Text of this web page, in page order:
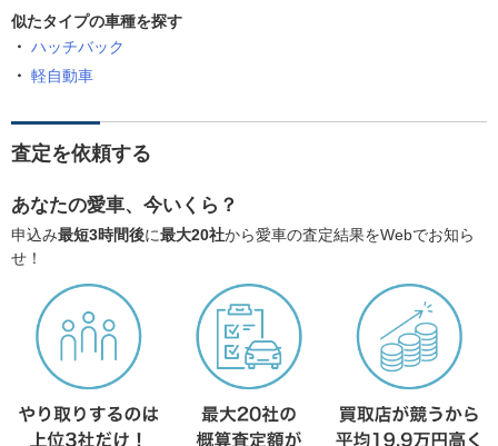
似たタイプの車種を探す
ハッチバック
軽自動車
査定を依頼する
あなたの愛車、今いくら？
申込み最短3時間後に最大20社から愛車の査定結果をWebでお知ら
せ！